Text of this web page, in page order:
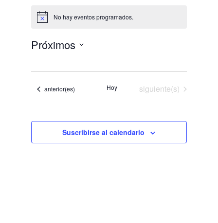
Aviso No hay eventos programados.
Próximos
Eventos
anterior(es) Hoy Eventos
siguiente(s)
Suscribirse al calendario